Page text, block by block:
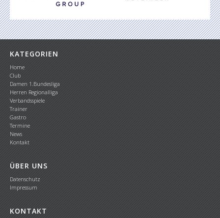
KATEGORIEN
Home
Club
Damen 1.Bundesliga
Herren Regionalliga
Verbandsspiele
Trainer
Gastro
Termine
News
Kontakt
ÜBER UNS
Datenschutz
Impressum
KONTAKT